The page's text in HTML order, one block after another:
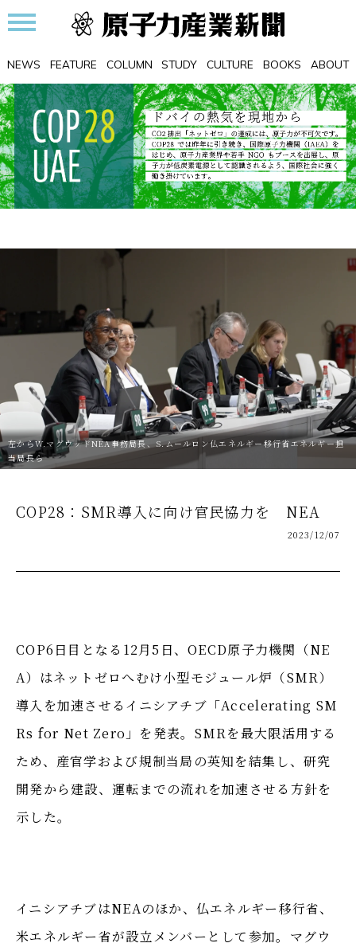
NEWS FEATURE COLUMN STUDY CULTURE BOOKS ABOUT
左からW.マグウッドNEA事務局長、S.ムールロン仏エネルギー移行省エネルギー担
当局長ら
COP28：SMR導入に向け官民協力を NEA
2023/12/07
COP6日目となる12月5日、OECD原子力機関（NE
A）はネットゼロへむけ小型モジュール炉（SMR）
導入を加速させるイニシアチブ「Accelerating SM
Rs for Net Zero」を発表。SMRを最大限活用する
ため、産官学および規制当局の英知を結集し、研究
開発から建設、運転までの流れを加速させる方針を
示した。
イニシアチブはNEAのほか、仏エネルギー移行省、
米エネルギー省が設立メンバーとして参加。マグウ